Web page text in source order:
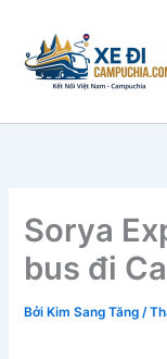
Sorya
bus đi
Bởi Kim Sang Tăng/